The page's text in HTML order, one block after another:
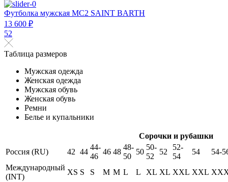
Футболка мужская MC2 SAINT BARTH
13 600 ₽
52
Таблица размеров
Мужская одежда
Женская одежда
Мужская обувь
Женская обувь
Ремни
Белье и купальники
Сорочки и рубашки
Россия (RU)
42 44
44-
46
46 48
48-
50
50
50-
52
52
52-
54
54
54-
Международный
(INT)
XS S S M M L L XL XL XXL XXL